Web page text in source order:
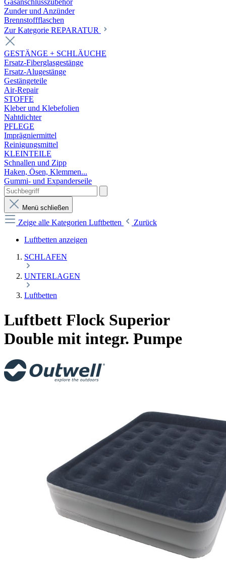
Gasanschlusszubehör
Zunder und Anzünder
Brennstoffflaschen
Zur Kategorie REPARATUR
GESTÄNGE + SCHLÄUCHE
Ersatz-Fiberglasgestänge
Ersatz-Alugestänge
Gestängeteile
Air-Repair
STOFFE
Kleber und Klebefolien
Nahtdichter
PFLEGE
Imprägniermittel
Reinigungsmittel
KLEINTEILE
Schnallen und Zipp
Haken, Ösen, Klemmen...
Gummi- und Expanderseile
Menü schließen
Zeige alle Kategorien Luftbetten
Zurück
Luftbetten anzeigen
SCHLAFEN
UNTERLAGEN
Luftbetten
Luftbett Flock Superior
Double mit integr. Pumpe